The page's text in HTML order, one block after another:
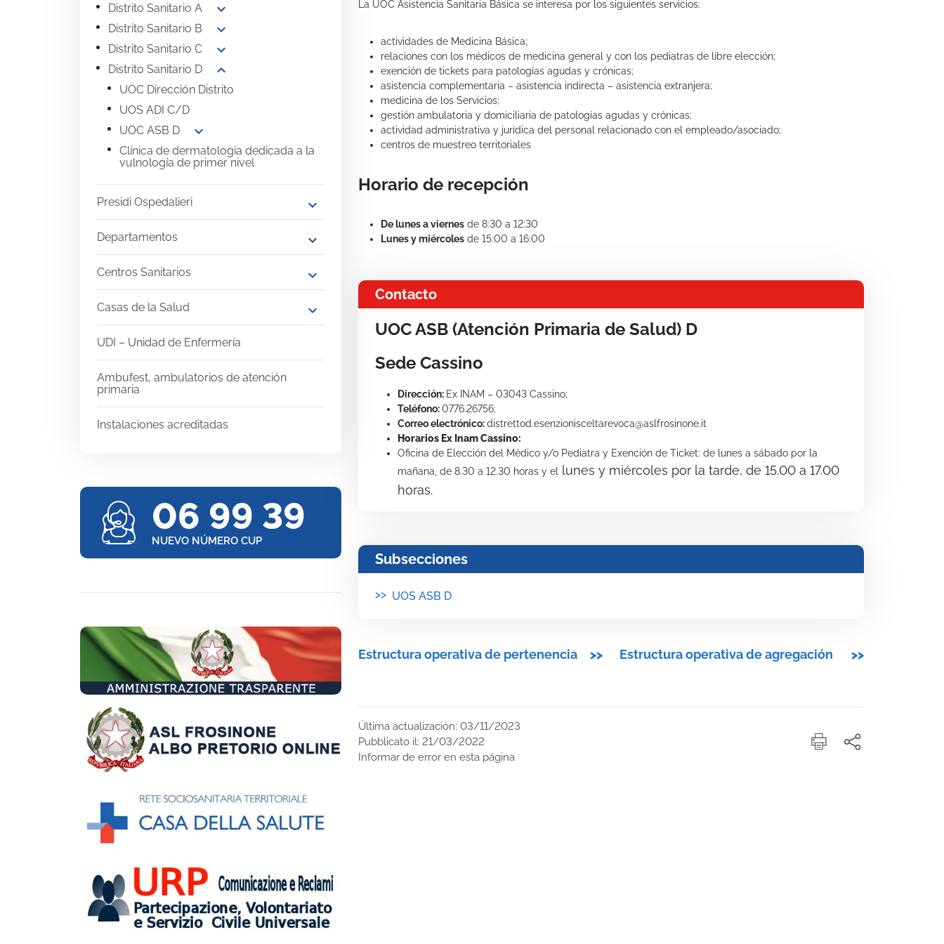
Distrito Sanitario A expand_more
Distrito Sanitario B expand_more
Distrito Sanitario C expand_more
Distrito Sanitario D expand_more
UOC Dirección Distrito
UOS ADI C/D
UOC ASB D
expand_more
Clínica de dermatología dedicada a la
vulnología de primer nivel
Presidi Ospedalieri expand_more
Departamentos expand_more
Centros Sanitarios expand_more
Casas de la Salud expand_more
UDI – Unidad de Enfermería
Ambufest, ambulatorios de atención
primaria
Instalaciones acreditadas
La UOC Asistencia Sanitaria Básica se interesa por los siguientes servicios:
actividades de Medicina Básica;
relaciones con los médicos de medicina general y con los pediatras de libre elección;
exención de tickets para patologías agudas y crónicas;
asistencia complementaria – asistencia indirecta – asistencia extranjera;
medicina de los Servicios;
gestión ambulatoria y domiciliaria de patologías agudas y crónicas;
actividad administrativa y jurídica del personal relacionado con el empleado/asociado;
centros de muestreo territoriales
Horario de recepción
De lunes a viernes de 8:30 a 12:30
Lunes y miércoles de 15:00 a 16:00
Contacto
UOC ASB (Atención Primaria de Salud) D
Sede Cassino
Dirección: Ex INAM – 03043 Cassino;
Teléfono:0776.26756;
Correo electrónico:distrettod.esenzionisceltarevoca@aslfrosinone.it
Horarios Ex Inam Cassino:
Oficina de Elección del Médico y/o Pediatra y Exención de Ticket: de lunes a sábado por la
mañana, de 8.30 a 12.30 horas y el
lunes y miércoles por la tarde, de 15.00 a 17.00
horas.
Subsecciones
>> UOS ASB D
Estructura operativa de pertenencia >> Estructura operativa de agregación >>
Última actualización: 03/11/2023
Pubblicato il: 21/03/2022
Informar de error en esta página
06 99 39
NUEVO NÚMERO CUP